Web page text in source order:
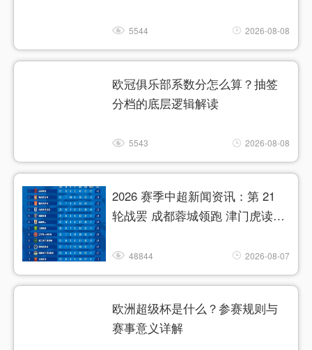
5544 2026-08-08
欧冠俱乐部系数分怎么算？抽签
分档的底层逻辑解读
5543 2026-08-08
2026 赛季中超新闻资讯：第 21
轮战罢 成都蓉城领跑 津门虎读秒
48844 2026-08-07
欧洲超级杯是什么？参赛规则与
赛事意义详解